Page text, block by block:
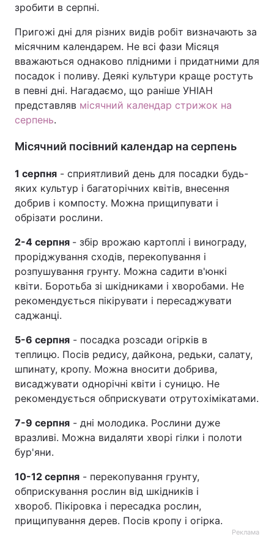
зробити в серпні.
Пригожі дні для різних видів робіт визначають за
місячним календарем. Не всі фази Місяця
вважаються однаково плідними і придатними для
посадок і поливу. Деякі культури краще ростуть
в певні дні. Нагадаємо, що раніше УНІАН
представляв місячний календар стрижок на
серпень.
Місячний посівний календар на серпень
1 серпня - сприятливий день для посадки будь-
яких культур і багаторічних квітів, внесення
добрив і компосту. Можна прищипувати і
обрізати рослини.
2-4 серпня - збір врожаю картоплі і винограду,
проріджування сходів, перекопування і
розпушування грунту. Можна садити в'юнкі
квіти. Боротьба зі шкідниками і хворобами. Не
рекомендується пікірувати і пересаджувати
саджанці.
5-6 серпня - посадка розсади огірків в
теплицю. Посів редису, дайкона, редьки, салату,
шпинату, кропу. Можна вносити добрива,
висаджувати однорічні квіти і суницю. Не
рекомендується обприскувати отрутохімікатами.
7-9 серпня - дні молодика. Рослини дуже
вразливі. Можна видаляти хворі гілки і полоти
бур'яни.
10-12 серпня - перекопування грунту,
обприскування рослин від шкідників і
хвороб. Пікіровка і пересадка рослин,
прищипування дерев. Посів кропу і огірка.
Реклама